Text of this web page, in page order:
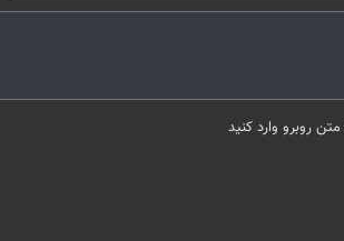
روبرو وارد کنید